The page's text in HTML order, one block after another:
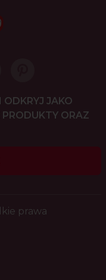
JAKO
ORAZ
prawa